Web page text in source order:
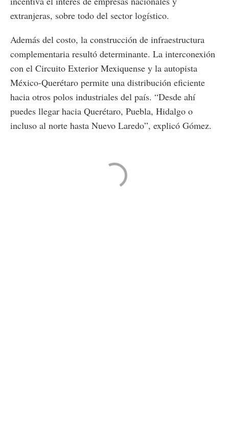
extranjeras, sobre todo del sector logístico.
Además del costo, la construcción de infraestructura
complementaria resultó determinante. La interconexión
con el Circuito Exterior Mexiquense y la autopista
México-Querétaro permite una distribución eficiente
hacia otros polos industriales del país. “Desde ahí
puedes llegar hacia Querétaro, Puebla, Hidalgo o
incluso al norte hasta Nuevo Laredo”, explicó Gómez.